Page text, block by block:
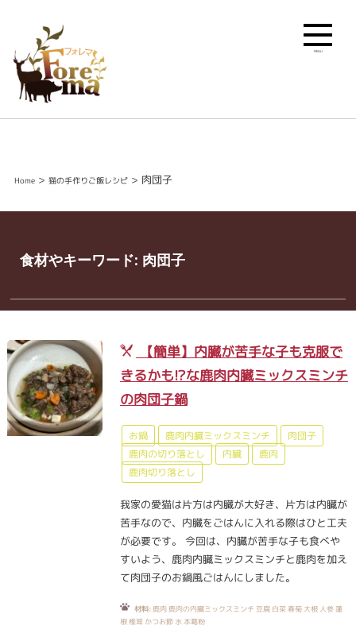
Home> 猫の手作りご飯レシピ> 肉団子
食材やキーワード: 肉団子
【簡単】内臓が苦手な子も克服で
きるかも!?な鹿肉内臓ミックスミンチ
の肉団子鍋
お鍋 鹿肉内臓ミックスミンチ
肉団子
鹿肉の切り落とし
内臓
鹿肉
鹿肉切り落とし
我家の愛猫は片方は内臓が大好き、片方は内臓が
苦手なので、内臓をごはんに入れる際はひと工夫
が必要です。 今回は、内臓が苦手な子も食べや
すいよう、鹿肉内臓ミックスミンチと鹿肉を加え
て肉団子のお鍋風ごはんにしました。
材料:鹿肉 鹿肉の内臓ミックスミンチ 豆腐 白菜 春菊 大根 人参 蓮
根 椎茸 かつお節 水 本葛粉
MENU